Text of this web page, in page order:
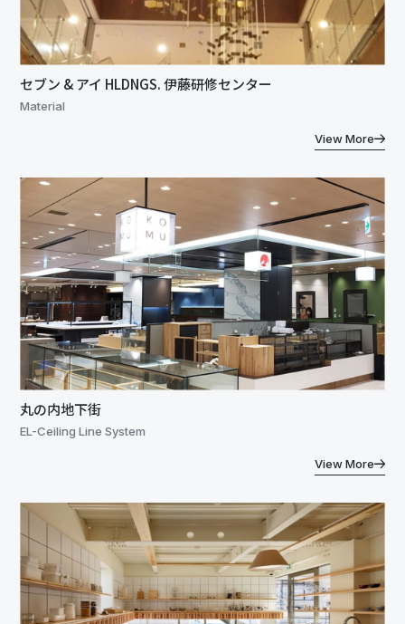
セブン & アイ HLDNGS. 伊藤研修センター
Material
View More
丸の内地下街
EL-Ceiling Line System
View More